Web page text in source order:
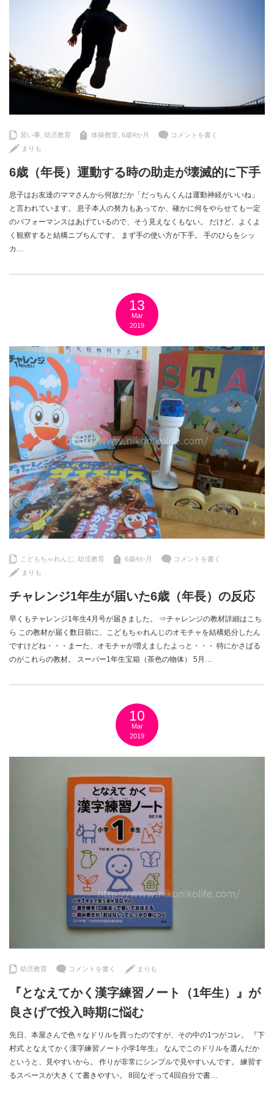
習い事 幼児教育 体操教室 6歳4か月
コメントを書く
まりも
6歳（年長）運動する時の助走が壊滅的に下手
息子はお友達のママさんから何故だか「だっちんくんは運動神経がいいね」
と言われています。 息子本人の努力もあってか、確かに何をやらせても一定
のパフォーマンスはあげているので、そう見えなくもない。 だけど、よくよ
く観察すると結構ニブちんです。 まず手の使い方が下手。 手のひらをシッ
カ…
13
Mar
2019
こどもちゃれんじ 幼児教育 6歳4か月
コメントを書く
まりも
チャレンジ1年生が届いた6歳（年長）の反応
早くもチャレンジ1年生4月号が届きました。 ⇒チャレンジの教材詳細はこち
ら この教材が届く数日前に、こどもちゃれんじのオモチャを結構処分したん
ですけどね・・・まーた、オモチャが増えましたよっと・・・ 特にかさばる
のがこれらの教材。 スーパー1年生宝箱（茶色の物体） 5月…
10
Mar
2019
幼児教育 コメントを書く まりも
『となえてかく漢字練習ノート（1年生）』が
良さげで投入時期に悩む
先日、本屋さんで色々なドリルを買ったのですが、その中の1つがコレ。 『下
村式 となえてかく漢字練習ノート小学1年生』 なんでこのドリルを選んだか
というと、見やすいから。 作りが非常にシンプルで見やすいんです。 練習す
るスペースが大きくて書きやすい。 8回なぞって4回自分で書…